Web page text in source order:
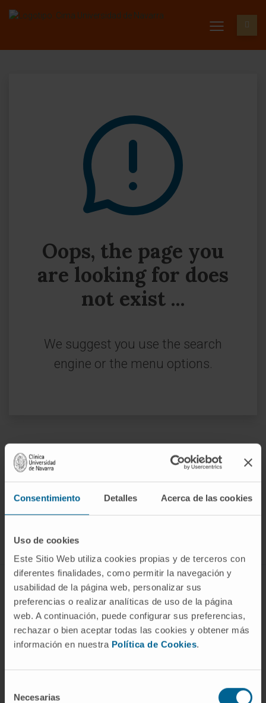
Consentimiento Detalles Acerca de las cookies
Uso de cookies
Este Sitio Web utiliza cookies propias y de terceros con
diferentes finalidades, como permitir la navegación y
usabilidad de la página web, personalizar sus
preferencias o realizar analíticas de uso de la página
web. A continuación, puede configurar sus preferencias,
rechazar o bien aceptar todas las cookies y obtener más
información en nuestra Política de Cookies.
Necesarias
Oops, the page you
are looking for does
not exist ...
We suggest you use the search
engine or the menu options.
ABOUT CIMA
Who we are
Research Center of the Clinica
Campus of the Universidad de Navarra